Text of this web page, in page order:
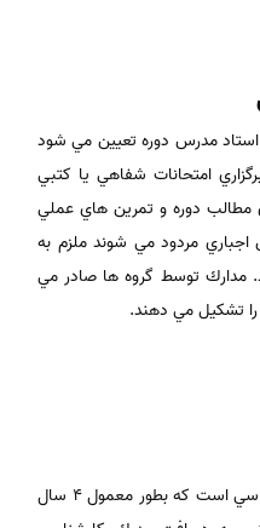
مدرس دوره تعيين مي شود
امتحانات شفاهي يا كتبي
مطالب دوره و تمرين هاي عملي
مردود مي شوند ملزم به
مدارك توسط گروه ها صادر مي
را تشكيل مي دهند.
اولين مقطع دانشگاهی، مقطع كارشناسي است كه بطور معمول 4 سال